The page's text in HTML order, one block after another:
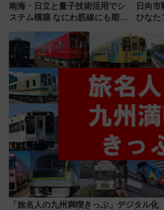
南海・日立と量子技術活用でシ
ステム構築 なにわ筋線にも期待
日向
ひなた
全力
おひさ
「旅名人の九州満喫きっぷ」デジタル